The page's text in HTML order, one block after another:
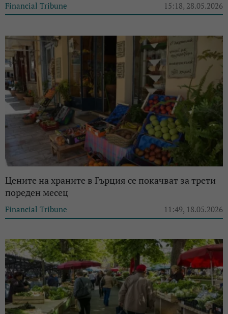
Financial Tribune 15:18, 28.05.2026
Цените на храните в Гърция се покачват за трети
пореден месец
Financial Tribune 11:49, 18.05.2026